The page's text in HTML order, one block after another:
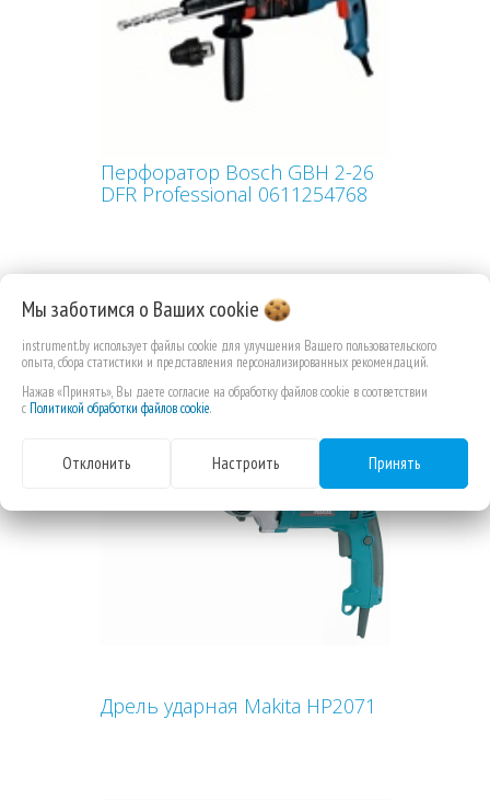
Перфоратор Bosch GBH 2-26
DFR Professional 0611254768
695,00 РУБ.КОП.
Дрель ударная Makita HP2071
Мы заботимся о Вашихcookie
instrument.by использует файлы cookie для улучшения Вашего пользовательского
опыта, сбора статистики и представления персонализированных рекомендаций.
Нажав «Принять», Вы даете согласие на обработку файлов cookie в соответствии
с Политикой обработки файлов cookie.
Отклонить Настроить Принять